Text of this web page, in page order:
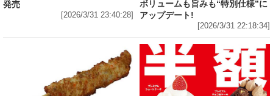
発売
[2026/3/31 23:40:28]
ボリュームも旨みも“特別仕様”に
アップデート!
[2026/3/31 22:18:34]